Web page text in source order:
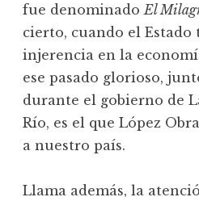
fue denominadoEl
cierto, cuando el Estado
injerencia en la
ese pasado glorioso,
durante el gobierno de
Río, es el que López
a nuestro país.
Llama además, la